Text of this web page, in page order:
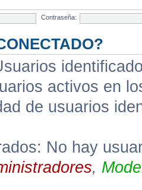
Contraseña:
activos en
de usuarios
No hay
,